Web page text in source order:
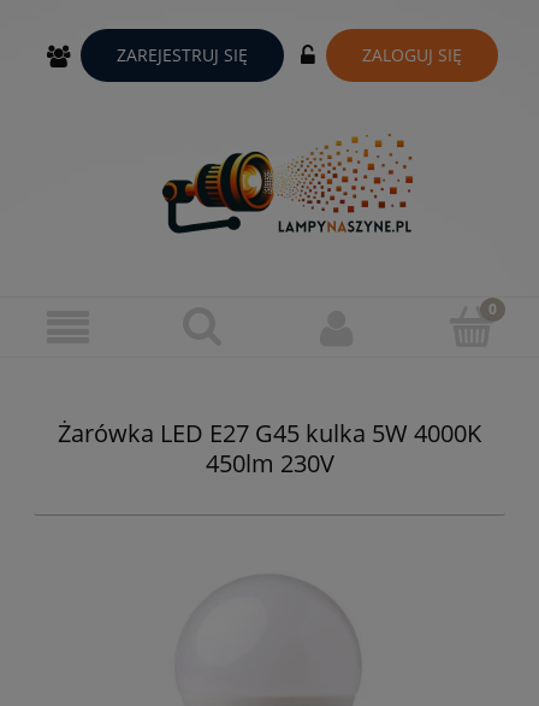
ZAREJESTRUJ SIĘ ZALOGUJ SIĘ
Żarówka LED E27 G45 kulka 5W 4000K
450lm 230V